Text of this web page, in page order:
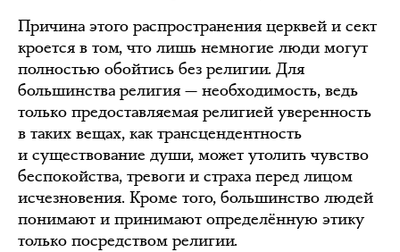
Причина этого распространения церквей и сект
кроется в том, что лишь немногие люди могут
полностью обойтись без религии. Для
большинства религия — необходимость, ведь
только предоставляемая религией уверенность
в таких вещах, как трансцендентность
и существование души, может утолить чувство
беспокойства, тревоги и страха перед лицом
исчезновения. Кроме того, большинство людей
понимают и принимают определённую этику
только посредством религии.